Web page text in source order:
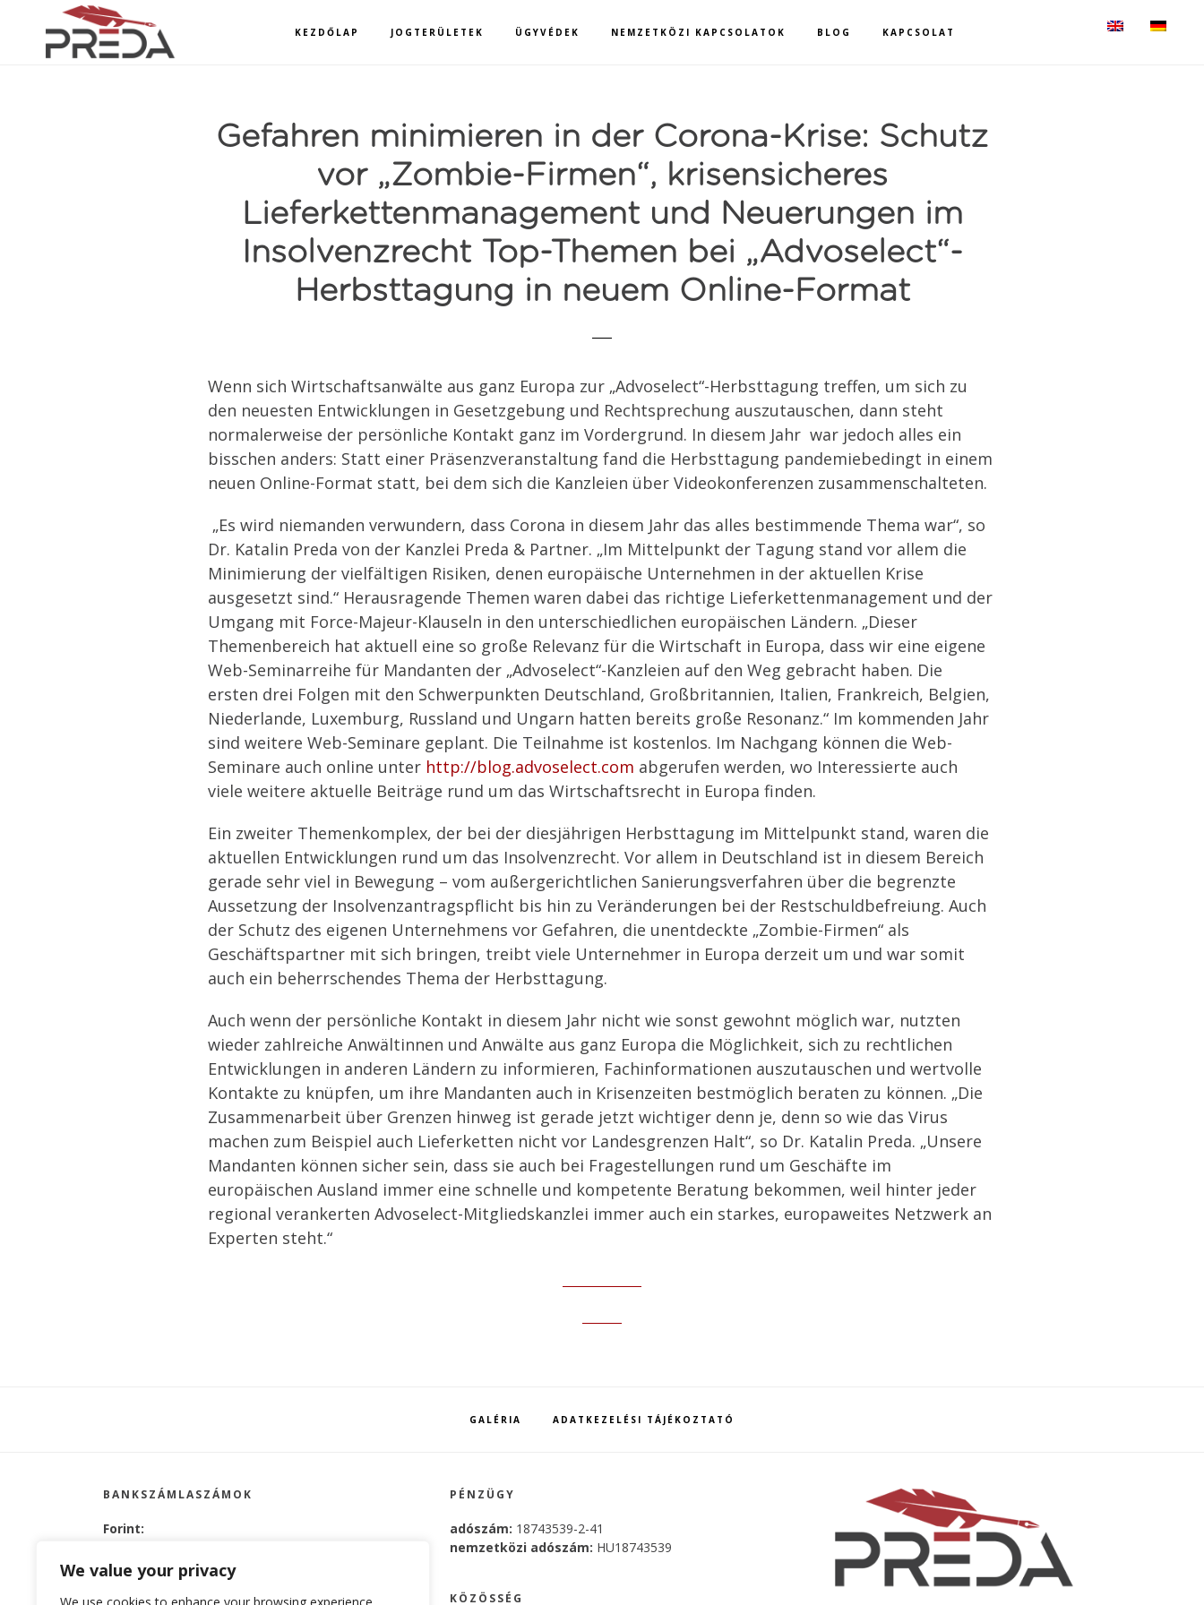
We value your privacy
lábléchez
KEZDŐLAP JOGTERÜLETEK ÜGYVÉDEK NEMZETKÖZI KAPCSOLATOK BLOG KAPCSOLAT
Gefahren minimieren in der Corona-Krise: Schutz
vor „Zombie-Firmen“, krisensicheres
Lieferkettenmanagement und Neuerungen im
Insolvenzrecht Top-Themen bei „Advoselect“-
Herbsttagung in neuem Online-Format
Wenn sich Wirtschaftsanwälte aus ganz Europa zur „Advoselect“-Herbsttagung treffen, um sich zu
den neuesten Entwicklungen in Gesetzgebung und Rechtsprechung auszutauschen, dann steht
normalerweise der persönliche Kontakt ganz im Vordergrund. In diesem Jahr war jedoch alles ein
bisschen anders: Statt einer Präsenzveranstaltung fand die Herbsttagung pandemiebedingt in einem
neuen Online-Format statt, bei dem sich die Kanzleien über Videokonferenzen zusammenschalteten.
„Es wird niemanden verwundern, dass Corona in diesem Jahr das alles bestimmende Thema war“, so
Dr. Katalin Preda von der Kanzlei Preda & Partner. „Im Mittelpunkt der Tagung stand vor allem die
Minimierung der vielfältigen Risiken, denen europäische Unternehmen in der aktuellen Krise
ausgesetzt sind.“ Herausragende Themen waren dabei das richtige Lieferkettenmanagement und der
Umgang mit Force-Majeur-Klauseln in den unterschiedlichen europäischen Ländern. „Dieser
Themenbereich hat aktuell eine so große Relevanz für die Wirtschaft in Europa, dass wir eine eigene
Web-Seminarreihe für Mandanten der „Advoselect“-Kanzleien auf den Weg gebracht haben. Die
ersten drei Folgen mit den Schwerpunkten Deutschland, Großbritannien, Italien, Frankreich, Belgien,
Niederlande, Luxemburg, Russland und Ungarn hatten bereits große Resonanz.“ Im kommenden Jahr
sind weitere Web-Seminare geplant. Die Teilnahme ist kostenlos. Im Nachgang können die Web-
Seminare auch online unter http://blog.advoselect.com abgerufen werden, wo Interessierte auch
viele weitere aktuelle Beiträge rund um das Wirtschaftsrecht in Europa finden.
Ein zweiter Themenkomplex, der bei der diesjährigen Herbsttagung im Mittelpunkt stand, waren die
aktuellen Entwicklungen rund um das Insolvenzrecht. Vor allem in Deutschland ist in diesem Bereich
gerade sehr viel in Bewegung – vom außergerichtlichen Sanierungsverfahren über die begrenzte
Aussetzung der Insolvenzantragspflicht bis hin zu Veränderungen bei der Restschuldbefreiung. Auch
der Schutz des eigenen Unternehmens vor Gefahren, die unentdeckte „Zombie-Firmen“ als
Geschäftspartner mit sich bringen, treibt viele Unternehmer in Europa derzeit um und war somit
auch ein beherrschendes Thema der Herbsttagung.
Auch wenn der persönliche Kontakt in diesem Jahr nicht wie sonst gewohnt möglich war, nutzten
wieder zahlreiche Anwältinnen und Anwälte aus ganz Europa die Möglichkeit, sich zu rechtlichen
Entwicklungen in anderen Ländern zu informieren, Fachinformationen auszutauschen und wertvolle
Kontakte zu knüpfen, um ihre Mandanten auch in Krisenzeiten bestmöglich beraten zu können. „Die
Zusammenarbeit über Grenzen hinweg ist gerade jetzt wichtiger denn je, denn so wie das Virus
machen zum Beispiel auch Lieferketten nicht vor Landesgrenzen Halt“, so Dr. Katalin Preda. „Unsere
Mandanten können sicher sein, dass sie auch bei Fragestellungen rund um Geschäfte im
europäischen Ausland immer eine schnelle und kompetente Beratung bekommen, weil hinter jeder
regional verankerten Advoselect-Mitgliedskanzlei immer auch ein starkes, europaweites Netzwerk an
Experten steht.“
GALÉRIA ADATKEZELÉSI TÁJÉKOZTATÓ
BANKSZÁMLASZÁMOK
Forint:
SWIFT: BACXHUHB
10918001-00000087-56670007
PÉNZÜGY
adószám: 18743539-2-41
nemzetközi adószám: HU18743539
KÖZÖSSÉG